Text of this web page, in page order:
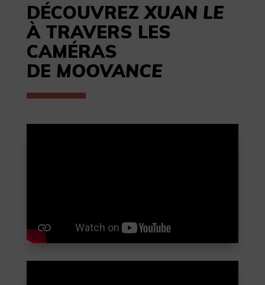
DÉCOUVREZXUAN LE
À TRAVERS LES
CAMÉRAS
DE MOOVANCE